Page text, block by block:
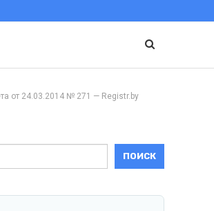
24.03.2014 № 271 — Registr.by
ПОИСК